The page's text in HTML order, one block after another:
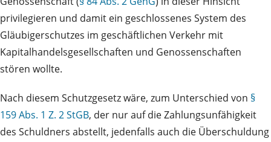
privilegieren und damit ein geschlossenes System des
Gläubigerschutzes im geschäftlichen Verkehr mit
Kapitalhandelsgesellschaften und Genossenschaften
stören wollte.
Nach diesem Schutzgesetz wäre, zum Unterschied von §
159 Abs. 1 Z. 2 StGB, der nur auf die Zahlungsunfähigkeit
des Schuldners abstellt, jedenfalls auch die Überschuldung